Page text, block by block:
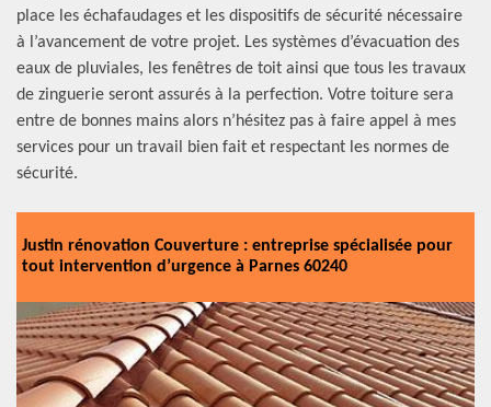
place les échafaudages et les dispositifs de sécurité nécessaire
à l’avancement de votre projet. Les systèmes d’évacuation des
eaux de pluviales, les fenêtres de toit ainsi que tous les travaux
de zinguerie seront assurés à la perfection. Votre toiture sera
entre de bonnes mains alors n’hésitez pas à faire appel à mes
services pour un travail bien fait et respectant les normes de
sécurité.
Justin rénovation Couverture : entreprise spécialisée pour
tout intervention d’urgence à Parnes 60240